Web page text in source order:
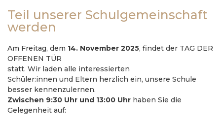
Teil unserer Schulgemeinschaft
werden
Am Freitag, dem 14. November 2025, findet der TAG DER
OFFENEN TÜR
statt. Wir laden alle interessierten
Schüler:innen und Eltern herzlich ein, unsere Schule
besser kennenzulernen.
Zwischen 9:30 Uhr und 13:00 Uhr haben Sie die
Gelegenheit auf: